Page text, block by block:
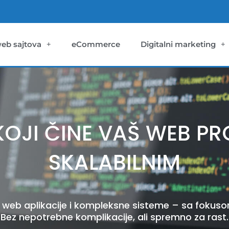
sajtova eCommerce Digitalni marketing
ČINE VAŠ WEB
SKALABILNIM
aplikacije i kompleksne sisteme – sa
Bez nepotrebne komplikacije, ali spremno za rast.